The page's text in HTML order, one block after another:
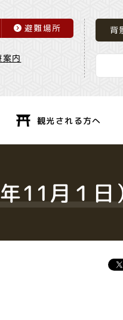
避難場所
内
背
観光される方へ
11月１日